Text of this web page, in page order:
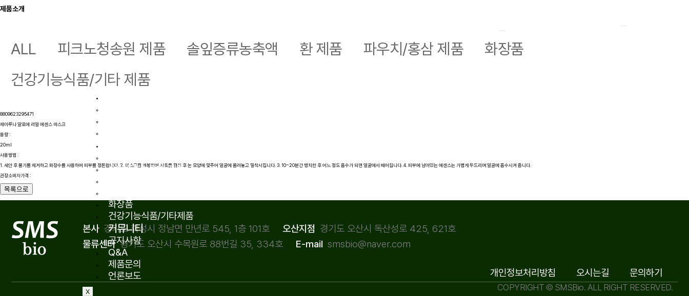
CEO 인사말
기업인증
오시는 길
솔잎증류농축액 제품
화장품
건강기능식품/기타제품
커뮤니티
공지사항
Q&A
제품문의
언론보도
X
제품소개
ALL 피크노청송원 제품 솔잎증류농축액 환 제품 파우치/홍삼 제품
화장품
건강기능식품/기타 제품
8809623295471
제이루나 알로에 리얼 에센스 마스크
용량 :
20ml
사용방법 :
1. 세안 후 물기를 제거하고 화장수를 사용하여 피부를 정돈합니다. 2. 마스크를 개봉하여 시트를 펼친 후 눈 모양에 맞추어 얼굴에 올려놓고 밀착시킵니다. 3. 10~20분간 방치한 후 어느 정도 흡수가 되면 얼굴에서 떼어집니다. 4. 피부에 남아있는 에센스는 가볍게 두드리며 얼굴에 흡수시켜 줍니다.
권장소비자가격 :
목록으로
본사 경기도 화성시 정남면 만년로 545, 1층 101호 오산지점 경기도 오산시 독산성로 425, 621호
물류센터 경기도 오산시 수목원로 88번길 35, 334호 E-mail smsbio@naver.com
개인정보처리방침 오시는길 문의하기
COPYRIGHT © SMSBio. ALL RIGHT RESERVED.